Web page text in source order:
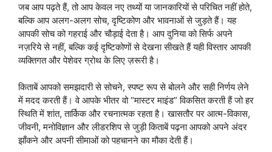
जब आप पढ़ते हैं, तो आप केवल नए तथ्यों या जानकारियों से परिचित नहीं होते,
बल्कि आप अलग-अलग सोच, दृष्टिकोण और भावनाओं से जुड़ते हैं। यह
आपकी सोच को गहराई और चौड़ाई देता है। आप दुनिया को सिर्फ अपने
नज़रिये से नहीं, बल्कि कई दृष्टिकोणों से देखना सीखते हैं यही विस्तार आपकी
व्यक्तिगत और पेशेवर ग्रोथ के लिए ज़रूरी है।
किताबें आपको समझदारी से सोचने, स्पष्ट रूप से बोलने और सही निर्णय लेने
में मदद करती हैं। वे आपके भीतर वो “मास्टर माइंड” विकसित करती हैं जो हर
स्थिति में शांत, तार्किक और रचनात्मक रहता है। खासतौर पर आत्म-विकास,
जीवनी, मनोविज्ञान और लीडरशिप से जुड़ी किताबें पढ़ना आपको अपने अंदर
झाँकने और अपनी सीमाओं को पहचानने का मौका देती हैं।